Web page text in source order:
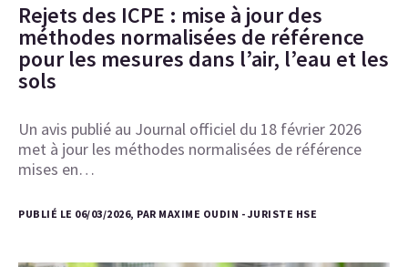
Rejets des ICPE : mise à jour des
méthodes normalisées de référence
pour les mesures dans l’air, l’eau et les
sols
Un avis publié au Journal officiel du 18 février 2026
met à jour les méthodes normalisées de référence
mises en…
PUBLIÉ LE 06/03/2026, PAR MAXIME OUDIN - JURISTE HSE